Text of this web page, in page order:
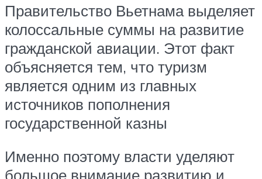
Правительство Вьетнама выделяет
колоссальные суммы на развитие
гражданской авиации. Этот факт
объясняется тем, что туризм
является одним из главных
источников пополнения
государственной казны
Именно поэтому власти уделяют
большое внимание развитию и